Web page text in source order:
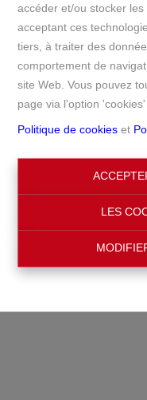
accéder et/ou stocker
acceptant ces
tiers, à traiter des
comportement de
site Web. Vous pouvez
page via l'option
Politique de cookies et
LES